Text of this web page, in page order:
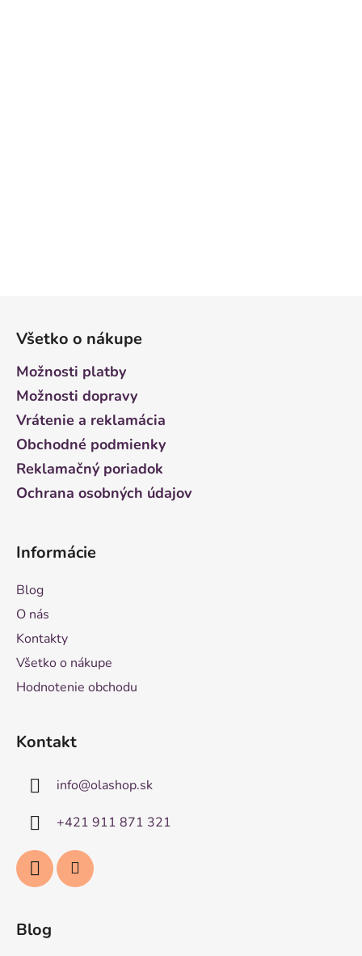
Všetko o nákupe
Možnosti platby
Možnosti dopravy
Vrátenie a reklamácia
Obchodné podmienky
Reklamačný poriadok
Ochrana osobných údajov
Informácie
Blog
O nás
Kontakty
Všetko o nákupe
Hodnotenie obchodu
Kontakt
info@olashop.sk
+421 911 871 321
Blog